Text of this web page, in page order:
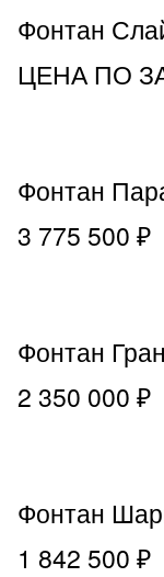
Фонтан
ЦЕНА ПО
Фонтан
3 775 500 ₽
Фонтан
2 350 000 ₽
Фонтан
1 842 500 ₽